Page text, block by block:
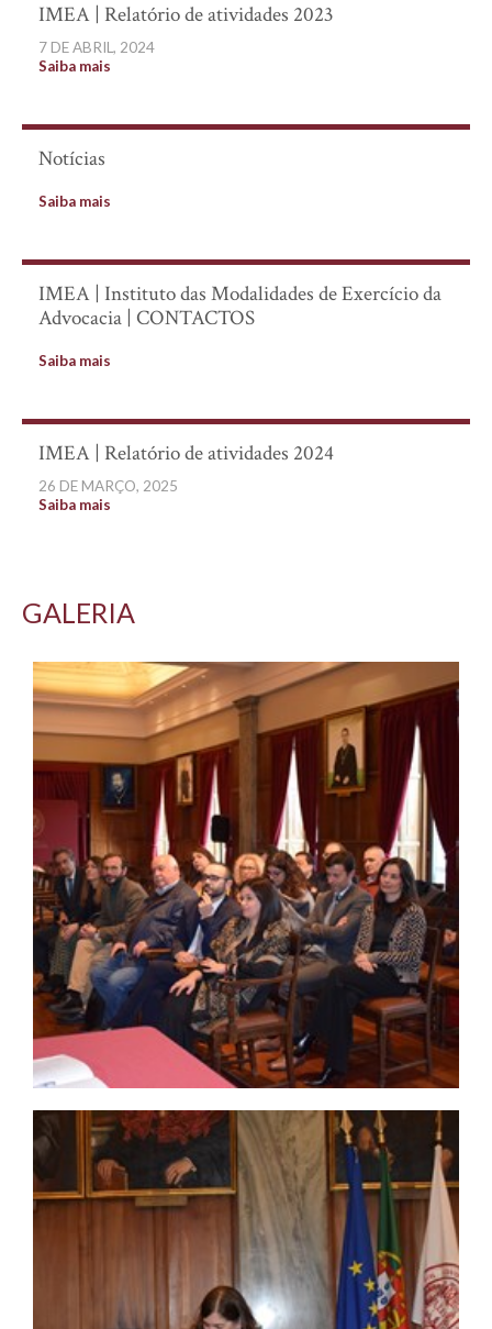
IMEA | Relatório de atividades 2023
7 DE ABRIL, 2024
Saiba mais
Notícias
Saiba mais
IMEA | Instituto das Modalidades de Exercício da
Advocacia | CONTACTOS
Saiba mais
IMEA | Relatório de atividades 2024
26 DE MARÇO, 2025
Saiba mais
GALERIA